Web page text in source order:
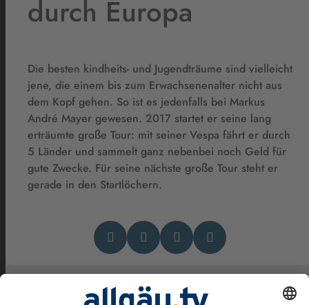
durch Europa
Die besten kindheits- und Jugendträume sind vielleicht
jene, die einem bis zum Erwachsenenalter nicht aus
dem Kopf gehen. So ist es jedenfalls bei Markus
André Mayer gewesen. 2017 startet er seine lang
erträumte große Tour: mit seiner Vespa fährt er durch
5 Länder und sammelt ganz nebenbei noch Geld für
gute Zwecke. Für seine nächste große Tour steht er
gerade in den Startlöchern.